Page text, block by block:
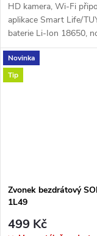
HD kamera, Wi-Fi
aplikace Smart Life/
baterie Li-Ion 18650,
vidění 5 m, PIR čidlo 7
rozlišení 1080P, krytí
záběru 160°.
Novinka
Tip
Zvonek bezdrátový
1L49
499 Kč